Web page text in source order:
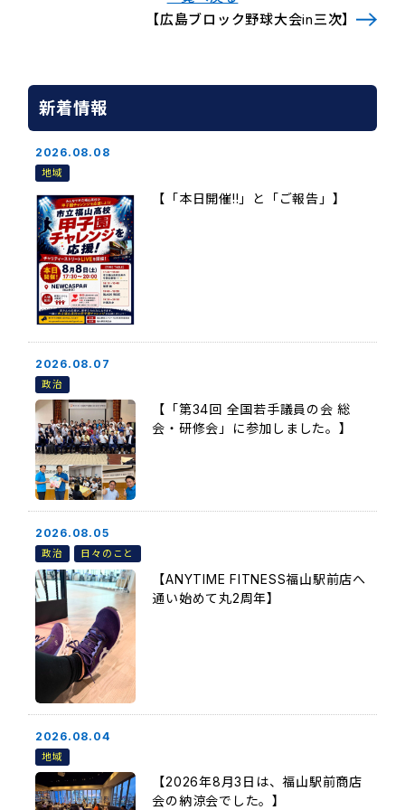
【広島ブロック野球大会in三次】
新着情報
2026.08.08
地域
【「本日開催!!」と「ご報告」】
2026.08.07
政治
【「第34回 全国若手議員の会 総
会・研修会」に参加しました。】
2026.08.05
政治 日々のこと
【ANYTIME FITNESS福山駅前店へ
通い始めて丸2周年】
2026.08.04
地域
【2026年8月3日は、福山駅前商店
会の納涼会でした。】